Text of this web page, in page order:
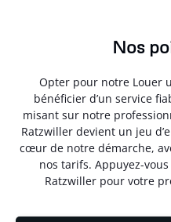
Nos
Opter pour notre Louer
bénéficier d’un service
misant sur notre
Ratzwiller devient un jeu
cœur de notre démarche,
nos tarifs. Appuyez-
Ratzwiller pour votre